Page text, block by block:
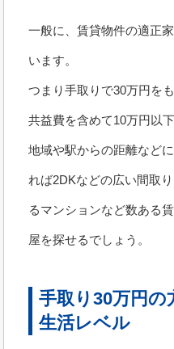
一般に、賃貸物件の適正
います。
つまり手取りで30万円を
共益費を含めて10万円以
地域や駅からの距離など
れば2DKなどの広い間取
るマンションなど数ある
屋を探せるでしょう。
手取り30万円
生活レベル